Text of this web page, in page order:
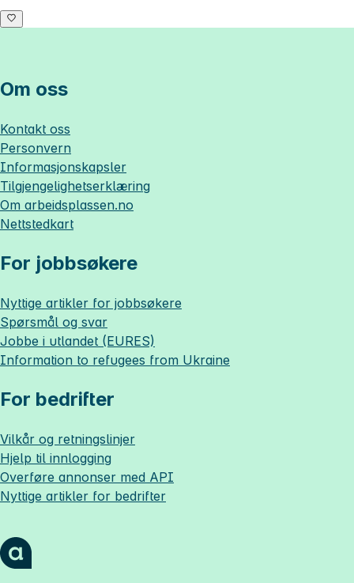
Om oss
Kontakt oss
Personvern
Informasjonskapsler
Tilgjengelighetserklæring
Om arbeidsplassen.no
Nettstedkart
For jobbsøkere
Nyttige artikler for jobbsøkere
Spørsmål og svar
Jobbe i utlandet (EURES)
Information to refugees from Ukraine
For bedrifter
Vilkår og retningslinjer
Hjelp til innlogging
Overføre annonser med API
Nyttige artikler for bedrifter